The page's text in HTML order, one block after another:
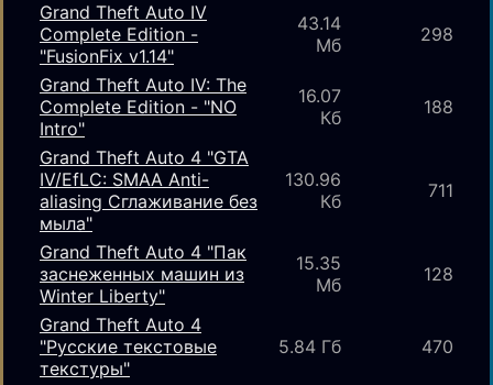
Grand Theft Auto IV
Complete Edition -
"FusionFix v1.14"
43.14
Мб
298
Grand Theft Auto IV: The
Complete Edition - "NO
Intro"
16.07
Кб
188
Grand Theft Auto 4 "GTA
IV/EfLC: SMAA Anti-
aliasing Сглаживание без
мыла"
130.96
Кб
711
Grand Theft Auto 4 "Пак
заснеженных машин из
Winter Liberty"
15.35
Мб
128
Grand Theft Auto 4
"Русские текстовые
текстуры"
5.84 Гб 470